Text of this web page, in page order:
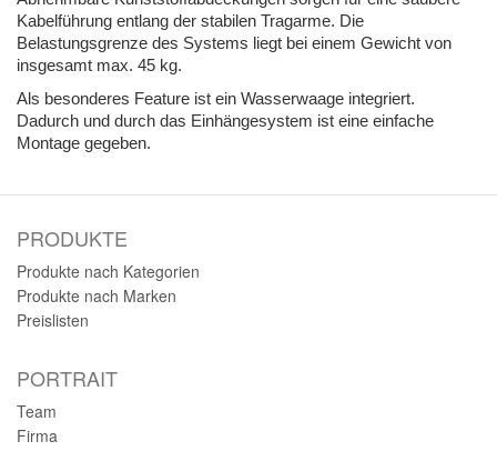
Kabelführung entlang der stabilen Tragarme. Die
Belastungsgrenze des Systems liegt bei einem Gewicht von
insgesamt max. 45 kg.
Als besonderes Feature ist ein Wasserwaage integriert.
Dadurch und durch das Einhängesystem ist eine einfache
Montage gegeben.
PRODUKTE
Produkte nach Kategorien
Produkte nach Marken
Preislisten
PORTRAIT
Team
Firma